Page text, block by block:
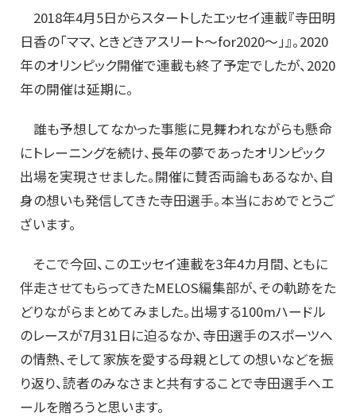
2018年4月5日からスタートしたエッセイ連載『寺田明
日香の「ママ、ときどきアスリート～for2020～」』。2020
年のオリンピック開催で連載も終了予定でしたが、2020
年の開催は延期に。
誰も予想してなかった事態に見舞われながらも懸命
にトレーニングを続け、長年の夢であったオリンピック
出場を実現させました。開催に賛否両論もあるなか、自
身の想いも発信してきた寺田選手。本当におめでとうご
ざいます。
そこで今回、このエッセイ連載を3年4カ月間、ともに
伴走させてもらってきたMELOS編集部が、その軌跡をた
どりながらまとめてみました。出場する100mハードル
のレースが7月31日に迫るなか、寺田選手のスポーツへ
の情熱、そして家族を愛する母親としての想いなどを振
り返り、読者のみなさまと共有することで寺田選手へエ
ールを贈ろうと思います。